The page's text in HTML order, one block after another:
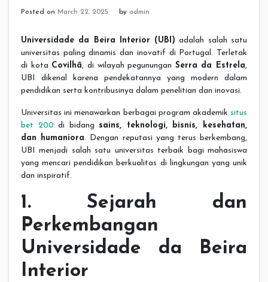
Posted on March 22, 2025 by admin
Universidade da Beira Interior (UBI) adalah salah satu
universitas paling dinamis dan inovatif di Portugal. Terletak
di kota Covilhã, di wilayah pegunungan Serra da Estrela,
UBI dikenal karena pendekatannya yang modern dalam
pendidikan serta kontribusinya dalam penelitian dan inovasi.
Universitas ini menawarkan berbagai program akademik situs
bet 200 di bidangsains, teknologi, bisnis, kesehatan,
dan humaniora. Dengan reputasi yang terus berkembang,
UBI menjadi salah satu universitas terbaik bagi mahasiswa
yang mencari pendidikan berkualitas di lingkungan yang unik
dan inspiratif.
1. Sejarah dan
Perkembangan
Universidade da Beira
Interior